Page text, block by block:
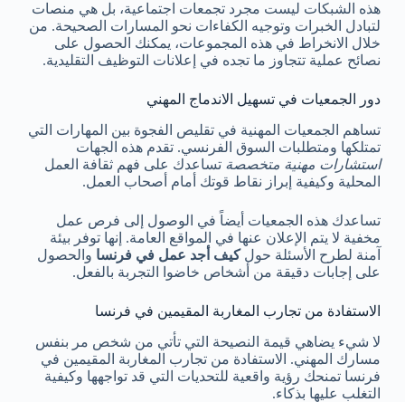
هذه الشبكات ليست مجرد تجمعات اجتماعية، بل هي منصات
لتبادل الخبرات وتوجيه الكفاءات نحو المسارات الصحيحة. من
خلال الانخراط في هذه المجموعات، يمكنك الحصول على
نصائح عملية تتجاوز ما تجده في إعلانات التوظيف التقليدية.
دور الجمعيات في تسهيل الاندماج المهني
تساهم الجمعيات المهنية في تقليص الفجوة بين المهارات التي
تمتلكها ومتطلبات السوق الفرنسي. تقدم هذه الجهات
استشارات مهنية متخصصة تساعدك على فهم ثقافة العمل
المحلية وكيفية إبراز نقاط قوتك أمام أصحاب العمل.
تساعدك هذه الجمعيات أيضاً في الوصول إلى فرص عمل
مخفية لا يتم الإعلان عنها في المواقع العامة. إنها توفر بيئة
آمنة لطرح الأسئلة حولكيف أجد عمل في فرنسا والحصول
على إجابات دقيقة من أشخاص خاضوا التجربة بالفعل.
الاستفادة من تجارب المغاربة المقيمين في فرنسا
لا شيء يضاهي قيمة النصيحة التي تأتي من شخص مر بنفس
مسارك المهني. الاستفادة من تجارب المغاربة المقيمين في
فرنسا تمنحك رؤية واقعية للتحديات التي قد تواجهها وكيفية
التغلب عليها بذكاء.